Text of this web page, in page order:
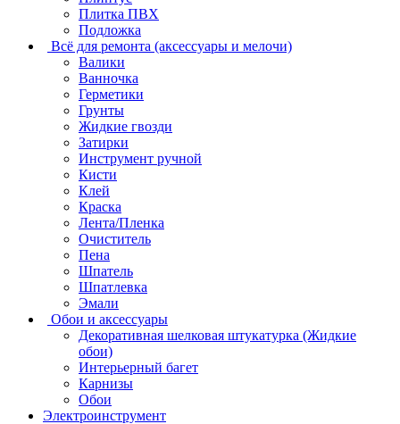
Плитка ПВХ
Подложка
Всё для ремонта (аксессуары и мелочи)
Валики
Ванночка
Герметики
Грунты
Жидкие гвозди
Затирки
Инструмент ручной
Кисти
Клей
Краска
Лента/Пленка
Очиститель
Пена
Шпатель
Шпатлевка
Эмали
Обои и аксессуары
Декоративная шелковая штукатурка (Жидкие
обои)
Интерьерный багет
Карнизы
Обои
Электроинструмент